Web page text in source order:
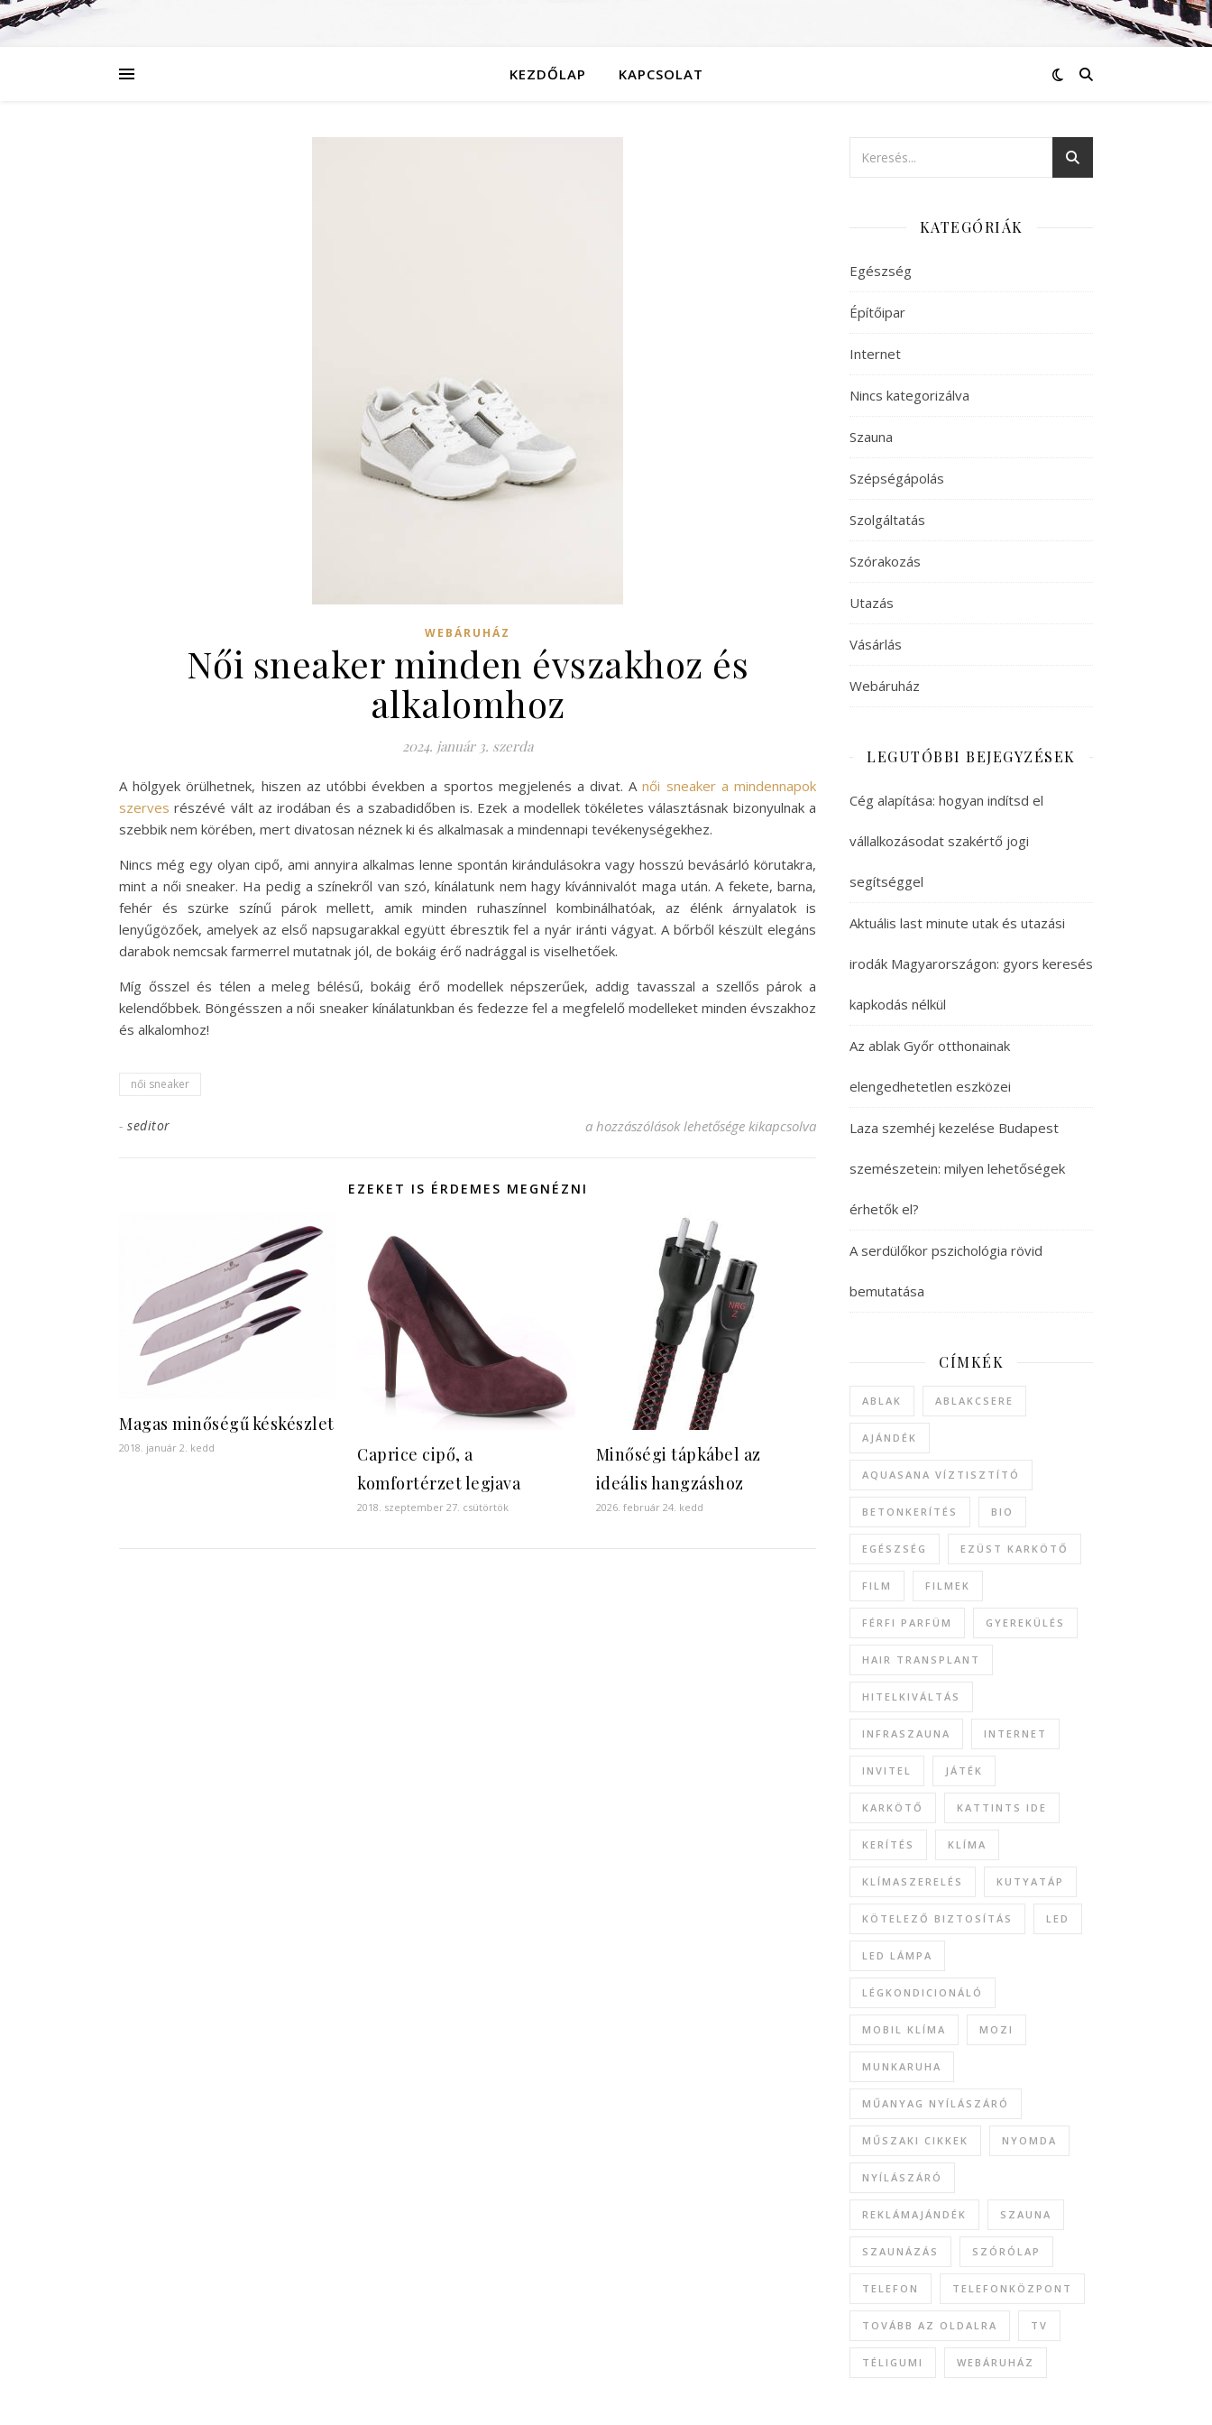
KEZDŐLAP KAPCSOLAT
WEBÁRUHÁZ
Női sneaker minden évszakhoz és
alkalomhoz
2024. január 3. szerda
A hölgyek örülhetnek, hiszen az utóbbi években a sportos megjelenés a divat. Anői sneaker a mindennapok
szerves részévé vált az irodában és a szabadidőben is. Ezek a modellek tökéletes választásnak bizonyulnak a
szebbik nem körében, mert divatosan néznek ki és alkalmasak a mindennapi tevékenységekhez.
Nincs még egy olyan cipő, ami annyira alkalmas lenne spontán kirándulásokra vagy hosszú bevásárló körutakra,
mint a női sneaker. Ha pedig a színekről van szó, kínálatunk nem hagy kívánnivalót maga után.A fekete, barna,
fehér és szürke színű párok mellett, amik minden ruhaszínnel kombinálhatóak, az élénk árnyalatok is
lenyűgözőek, amelyek az első napsugarakkal együtt ébresztik fel a nyár iránti vágyat. A bőrből készült elegáns
darabok nemcsak farmerrel mutatnak jól, de bokáig érő nadrággal is viselhetőek.
Míg ősszel és télen a meleg bélésű, bokáig érő modellek népszerűek, addig tavasszal a szellős párok a
kelendőbbek. Böngésszen a női sneaker kínálatunkban és fedezze fel a megfelelő modelleket minden évszakhoz
és alkalomhoz!
női sneaker
- seditor Női sneaker minden évszakhoz és alkalomhoz bejegyzéshez
a hozzászólások lehetősége kikapcsolva
EZEKET IS ÉRDEMES MEGNÉZNI
Magas minőségű késkészlet
2018. január 2. kedd
Caprice cipő, a
komfortérzet legjava
2018. szeptember 27. csütörtök
Minőségi tápkábel az
ideális hangzáshoz
2026. február 24. kedd
KATEGÓRIÁK
Egészség
Építőipar
Internet
Nincs kategorizálva
Szauna
Szépségápolás
Szolgáltatás
Szórakozás
Utazás
Vásárlás
Webáruház
LEGUTÓBBI BEJEGYZÉSEK
Cég alapítása: hogyan indítsd el
vállalkozásodat szakértő jogi
segítséggel
Aktuális last minute utak és utazási
irodák Magyarországon: gyors keresés
kapkodás nélkül
Az ablak Győr otthonainak
elengedhetetlen eszközei
Laza szemhéj kezelése Budapest
szemészetein: milyen lehetőségek
érhetők el?
A serdülőkor pszichológia rövid
bemutatása
CÍMKÉK
ABLAK ABLAKCSERE
AJÁNDÉK
AQUASANA VÍZTISZTÍTÓ
BETONKERÍTÉS BIO
EGÉSZSÉG EZÜST KARKÖTŐ
FILM FILMEK
FÉRFI PARFÜM GYEREKÜLÉS
HAIR TRANSPLANT
HITELKIVÁLTÁS
INFRASZAUNA INTERNET
INVITEL JÁTÉK
KARKÖTŐ KATTINTS IDE
KERÍTÉS KLÍMA
KLÍMASZERELÉS KUTYATÁP
KÖTELEZŐ BIZTOSÍTÁS LED
LED LÁMPA
LÉGKONDICIONÁLÓ
MOBIL KLÍMA MOZI
MUNKARUHA
MŰANYAG NYÍLÁSZÁRÓ
MŰSZAKI CIKKEK NYOMDA
NYÍLÁSZÁRÓ
REKLÁMAJÁNDÉK SZAUNA
SZAUNÁZÁS SZÓRÓLAP
TELEFON TELEFONKÖZPONT
TOVÁBB AZ OLDALRA TV
TÉLIGUMI WEBÁRUHÁZ